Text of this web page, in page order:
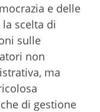
e delle
scelta di
sulle
non
ma
di gestione